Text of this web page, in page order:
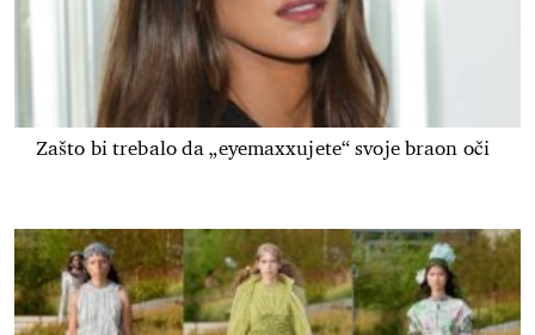
Zašto bi trebalo da „eyemaxxujete“ svoje braon oči